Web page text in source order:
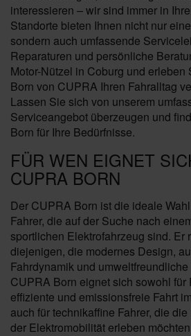
interessieren – wir sind immer in
Standorte bieten Ihnen nicht nur
sondern auch umfassende
Reparaturen und persönliche
Motor-Nützel in Coburg und erleben
Born von CUPRA Ihren Fahralltag
Lassen Sie sich von unserem
Serviceangebot überzeugen und
Born für Ihre Bedürfnisse.
FÜR WEN EIGNET
CUPRA BORN
Der CUPRA Born ist die ideale
Fahrer, die auf der Suche nach
sportlichen Elektrofahrzeug sind. Er
diejenigen, die modernes Design,
Fahrdynamik und
CUPRA Born eignet sich sowohl für
effiziente und emissionsfreie Fahrt
auch für technikaffine Fahrer, die
der Elektromobilität erleben